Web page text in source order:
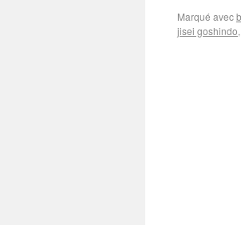
Marqué avec
jisei goshindo,